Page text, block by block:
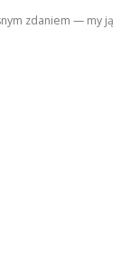
zdaniem — my ją